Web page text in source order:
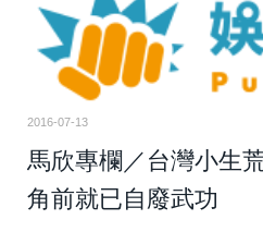
2016-07-13
馬欣專欄／台灣小生
角前就已自廢武功